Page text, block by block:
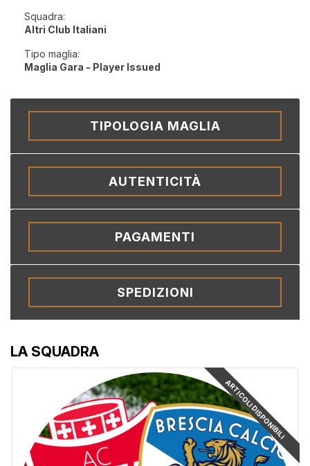
LA SQUADRA
ARTICOLI DISPONIBILI
Squadra:
Altri Club Italiani
Tipo maglia:
Maglia Gara - Player Issued
TIPOLOGIA MAGLIA
AUTENTICITÀ
PAGAMENTI
SPEDIZIONI